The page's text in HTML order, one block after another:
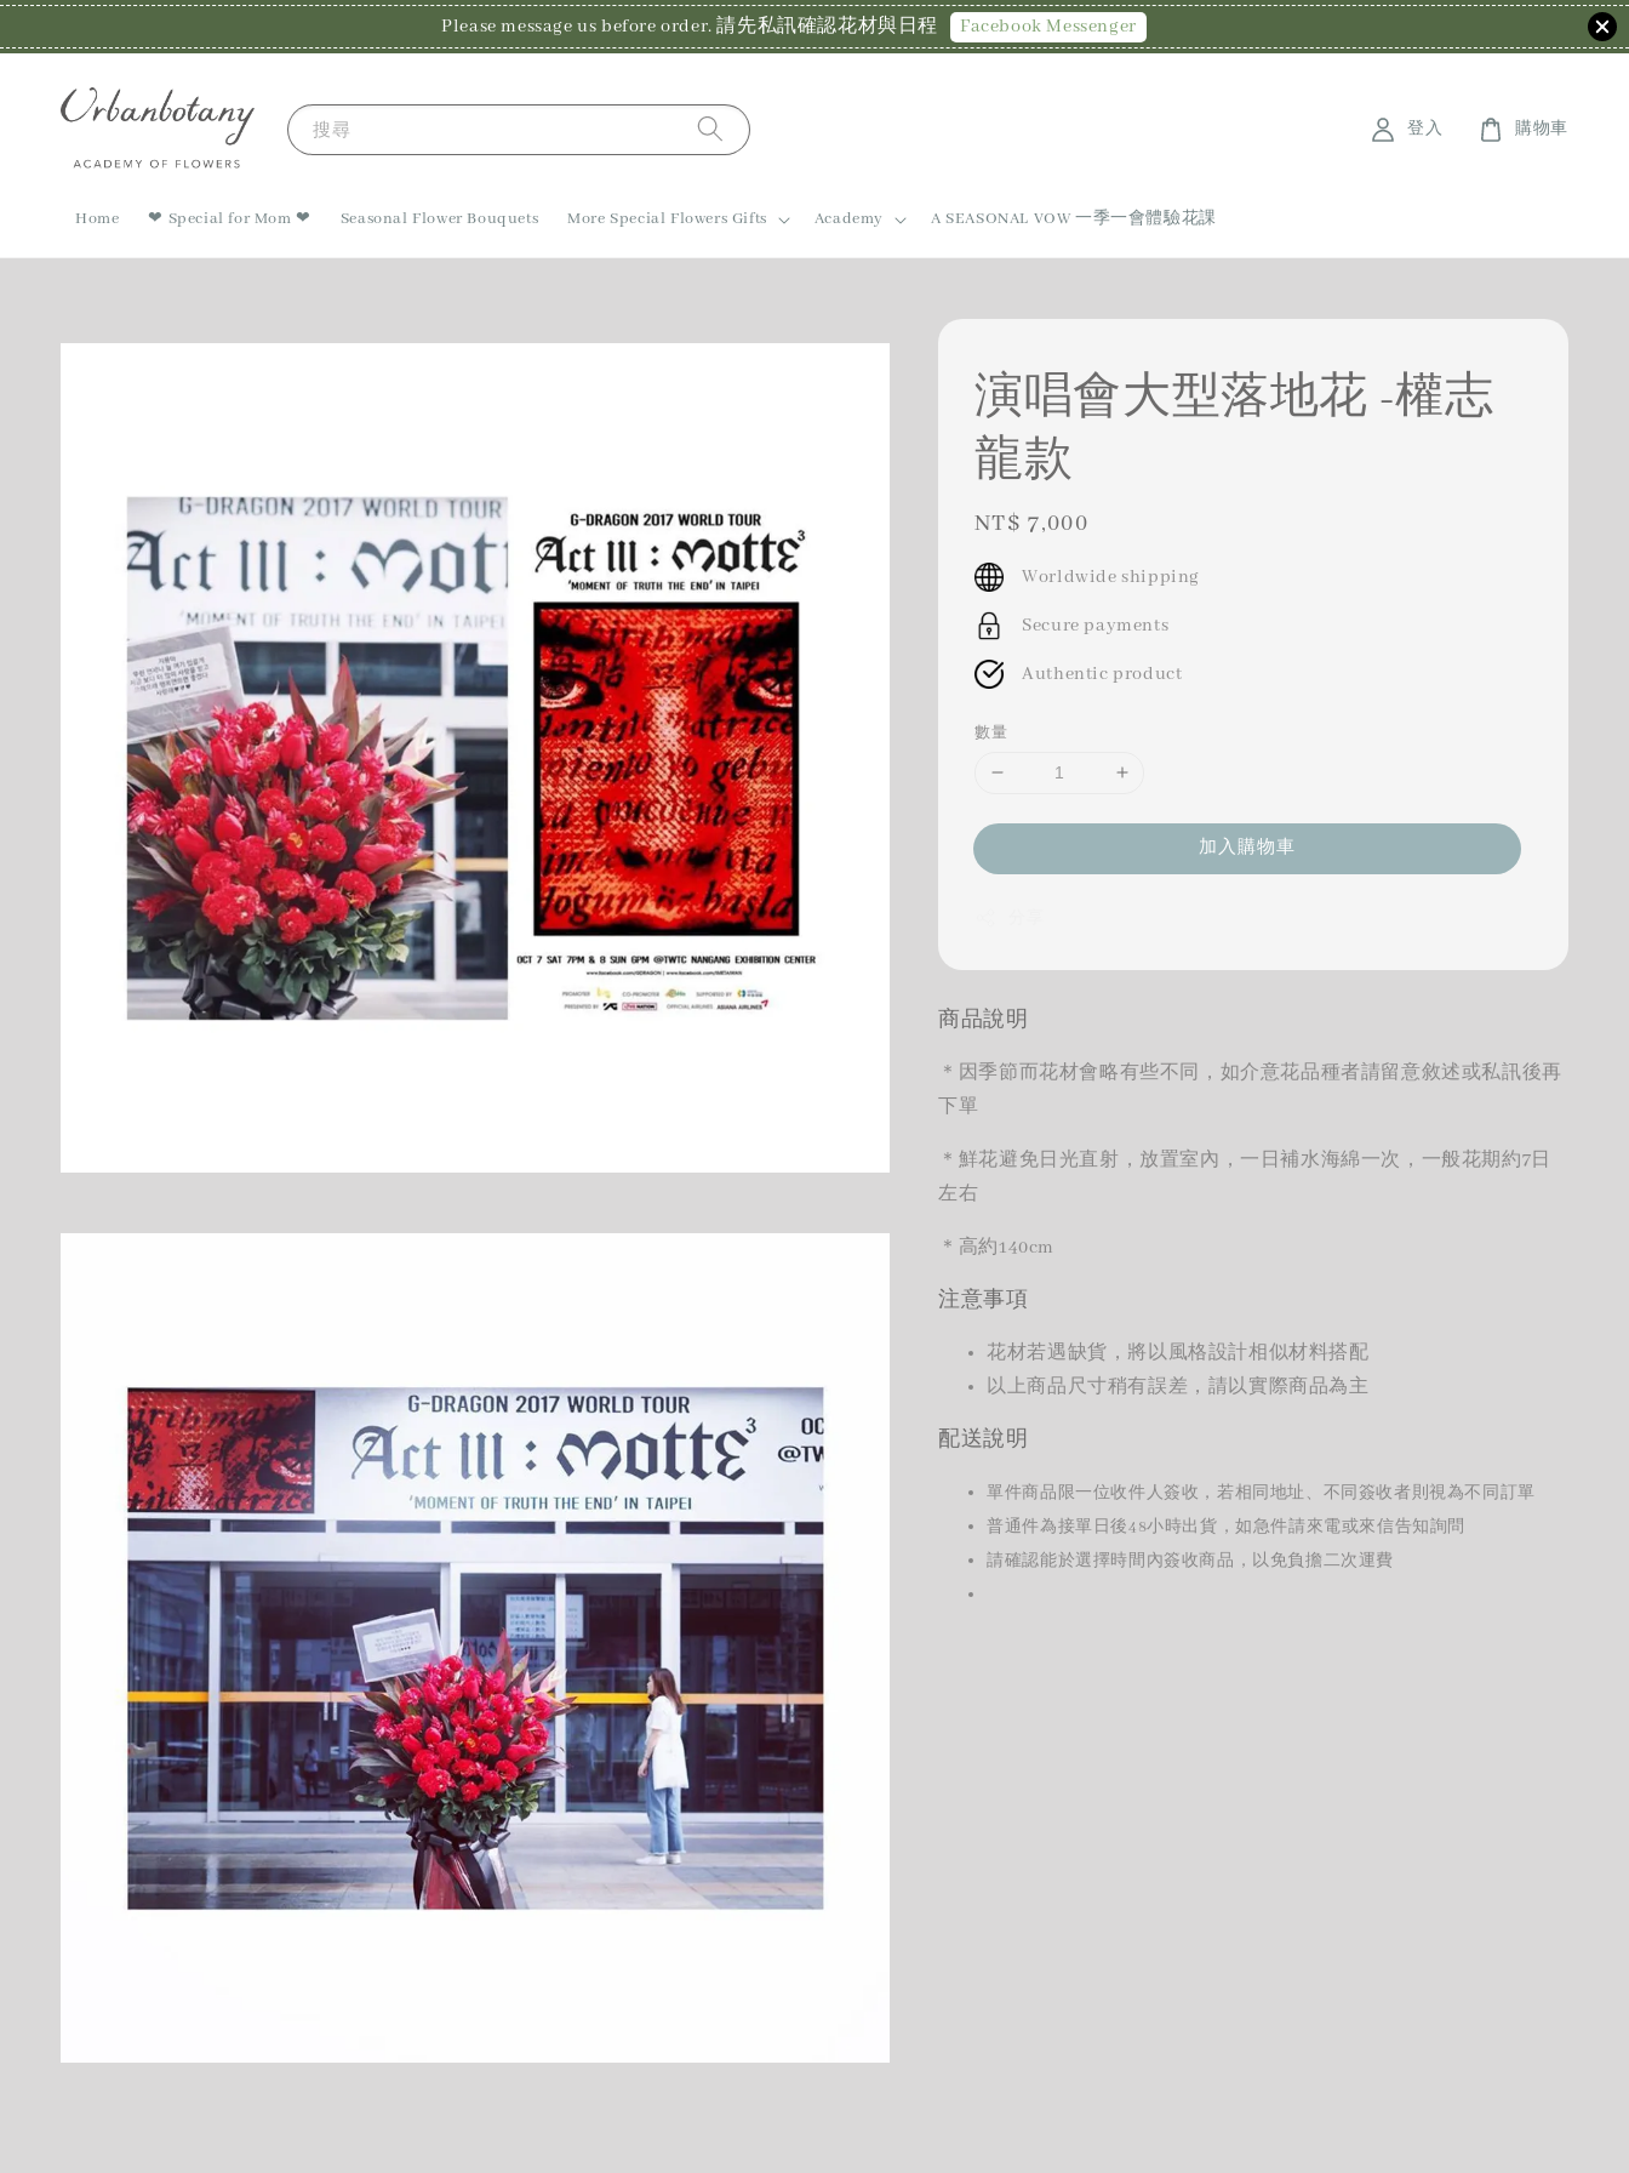
Please message us before order. 請先私訊確認花材與日程 Facebook Messenger
搜尋
Home ❤ Special for Mom ❤ Seasonal Flower Bouquets More Special Flowers Gifts Academy A SEASONAL VOW 一季一會體驗花課
登入 購物車
演唱會大型落地花 -權志
龍款
Regular
price
NT$ 7,000
Worldwide shipping
Secure payments
Authentic product
數量
加入購物車
商品說明
＊因季節而花材會略有些不同，如介意花品種者請留意敘述或私訊後再
下單
＊鮮花避免日光直射，放置室內，一日補水海綿一次，一般花期約7日
左右
＊ 高約140cm
注意事項
花材若遇缺貨，將以風格設計相似材料搭配
以上商品尺寸稍有誤差，請以實際商品為主
配送說明
單件商品限一位收件人簽收，若相同地址、不同簽收者則視為不同訂單
普通件為接單日後48小時出貨，如急件請來電或來信告知詢問
請確認能於選擇時間內簽收商品，以免負擔二次運費